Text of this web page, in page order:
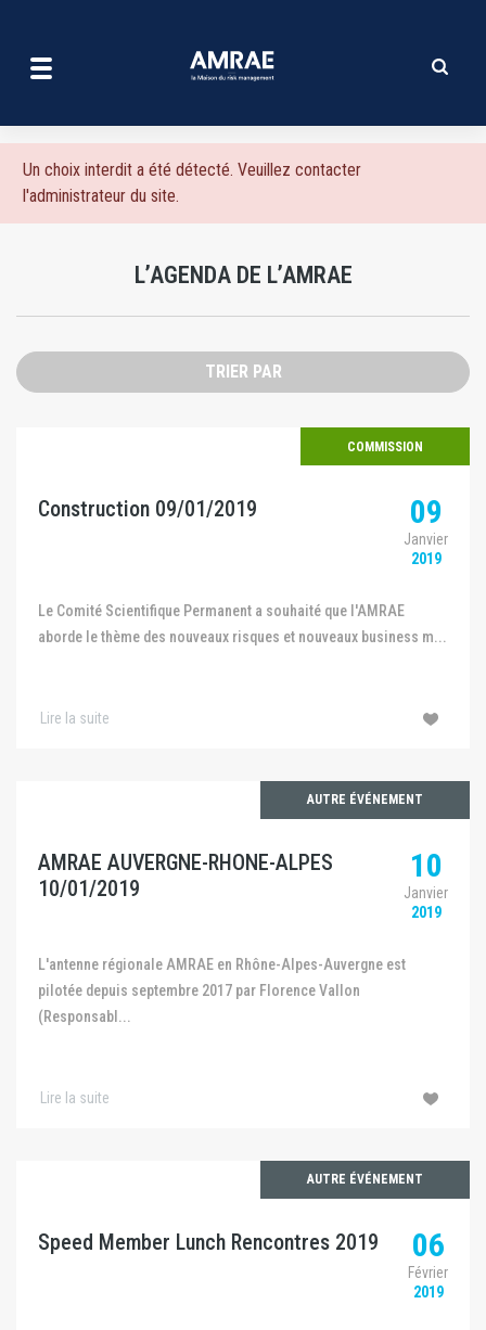
contenu
Message
d'erreur
Un choix interdit a été détecté. Veuillez contacter
l'administrateur du site.
L’AGENDA DE L’AMRAE
TRIER PAR
COMMISSION
Construction 09/01/2019 09
Janvier
2019
Le Comité Scientifique Permanent a souhaité que l'AMRAE
aborde le thème des nouveaux risques et nouveaux business m...
Lire la suite
AUTRE ÉVÉNEMENT
AMRAE AUVERGNE-RHONE-ALPES
10/01/2019
10
Janvier
2019
L'antenne régionale AMRAE en Rhône-Alpes-Auvergne est
pilotée depuis septembre 2017 par Florence Vallon
(Responsabl...
Lire la suite
AUTRE ÉVÉNEMENT
Speed Member Lunch Rencontres 2019 06
Février
2019